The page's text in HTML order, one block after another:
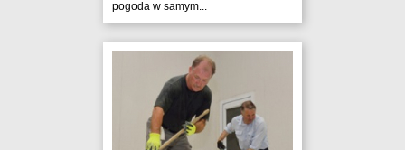
pogoda w samym...